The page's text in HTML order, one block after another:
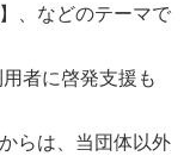
、などのテーマで
者に啓発支援も
らは、当団体以外